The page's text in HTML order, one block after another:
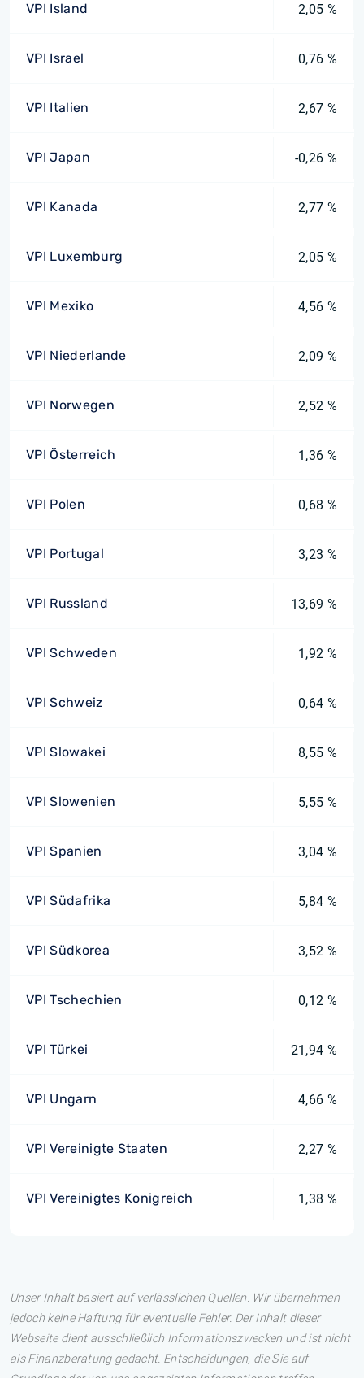
VPI Island 2,05 %
VPI Israel 0,76 %
VPI Italien 2,67 %
VPI Japan -0,26 %
VPI Kanada 2,77 %
VPI Luxemburg 2,05 %
VPI Mexiko 4,56 %
VPI Niederlande 2,09 %
VPI Norwegen 2,52 %
VPI Österreich 1,36 %
VPI Polen 0,68 %
VPI Portugal 3,23 %
VPI Russland 13,69 %
VPI Schweden 1,92 %
VPI Schweiz 0,64 %
VPI Slowakei 8,55 %
VPI Slowenien 5,55 %
VPI Spanien 3,04 %
VPI Südafrika 5,84 %
VPI Südkorea 3,52 %
VPI Tschechien 0,12 %
VPI Türkei 21,94 %
VPI Ungarn 4,66 %
VPI Vereinigte Staaten 2,27 %
VPI Vereinigtes Konigreich 1,38 %
Unser Inhalt basiert auf verlässlichen Quellen. Wir übernehmen
jedoch keine Haftung für eventuelle Fehler. Der Inhalt dieser
Webseite dient ausschließlich Informationszwecken und ist nicht
als Finanzberatung gedacht. Entscheidungen, die Sie auf